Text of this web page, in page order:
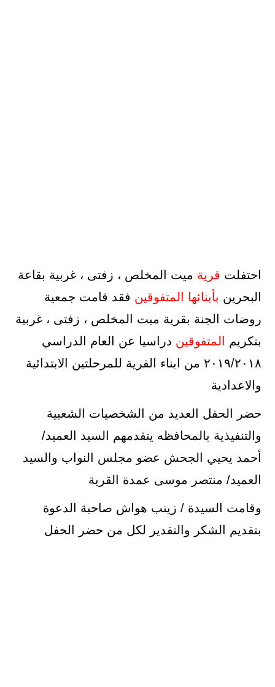
احتفلت قرية ميت المخلص ، زفتى ، غربية بقاعة
البحرين بأبنائها المتفوقين فقد قامت جمعية
روضات الجنة بقرية ميت المخلص ، زفتى ، غربية
بتكريم
المتفوقين دراسيا عن العام الدراسي
٢٠١٩/٢٠١٨ من ابناء القرية للمرحلتين الابتدائية
والاعدادية
حضر الحفل العديد من الشخصيات الشعبية
والتنفيذية بالمحافظه يتقدمهم السيد العميد/
أحمد يحيي الجحش عضو مجلس النواب والسيد
العميد/ منتصر موسى عمدة القرية
وقامت السيدة / زينب هواش صاحبة الدعوة
بتقديم الشكر والتقدير لكل من حضر الحفل